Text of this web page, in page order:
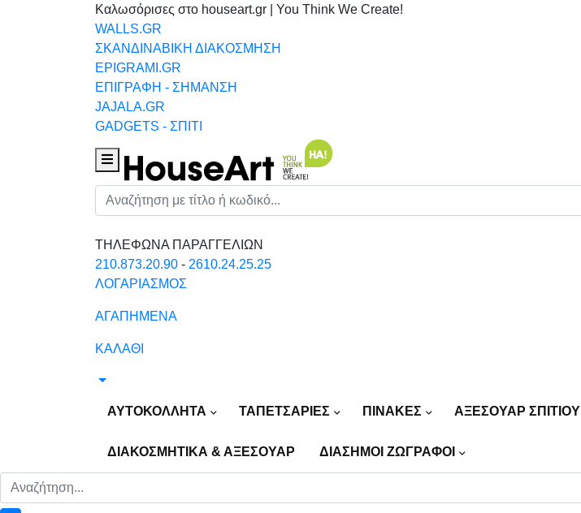
Καλωσόρισες στο houseart.gr | You Think We Create!
WALLS.GR
ΣΚΑΝΔΙΝΑΒΙΚΗ ΔΙΑΚΟΣΜΗΣΗ
EPIGRAMI.GR
ΕΠΙΓΡΑΦΗ - ΣΗΜΑΝΣΗ
JAJALA.GR
GADGETS - ΣΠΙΤΙ
Houseart Menu
Αναζήτηση
ΤΗΛΕΦΩΝΑ ΠΑΡΑΓΓΕΛΙΩΝ
210.873.20.90 - 2610.24.25.25
ΛΟΓΑΡΙΑΣΜΟΣ
ΑΓΑΠΗΜΕΝΑ
ΚΑΛΑΘΙ
ΑΥΤΟΚΟΛΛΗΤΑ ΤΑΠΕΤΣΑΡΙΕΣ ΠΙΝΑΚΕΣ ΑΞΕΣΟΥΑΡ ΣΠΙΤΙΟΥ
ΔΙΑΚΟΣΜΗΤΙΚΑ & ΑΞΕΣΟΥΑΡ ΔΙΑΣΗΜΟΙ ΖΩΓΡΑΦΟΙ